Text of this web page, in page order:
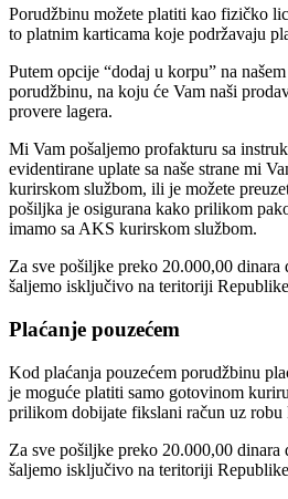
Porudžbinu možete platiti kao fizičko
to platnim karticama koje podržavaju
Putem opcije “dodaj u korpu” na
porudžbinu, na koju će Vam naši
provere lagera.
Mi Vam pošaljemo profakturu sa
evidentirane uplate sa naše strane mi
kurirskom službom, ili je možete
pošiljka je osigurana kako prilikom
imamo sa AKS kurirskom službom.
Za sve pošiljke preko 20.000,00 dinara
šaljemo isključivo na teritoriji
Plaćanje pouzećem
Kod plaćanja pouzećem porudžbinu
je moguće platiti samo gotovinom
prilikom dobijate fikslani račun uz
Za sve pošiljke preko 20.000,00 dinara
šaljemo isključivo na teritoriji